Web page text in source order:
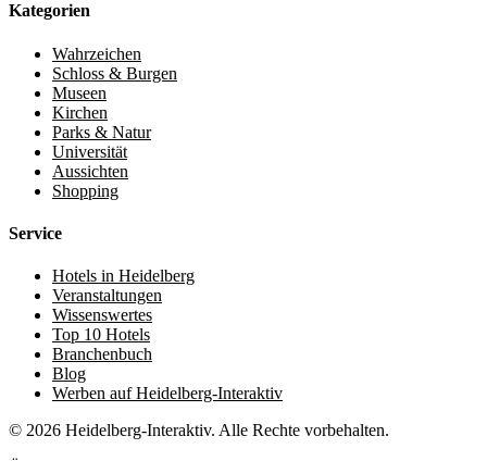
Kategorien
Wahrzeichen
Schloss & Burgen
Museen
Kirchen
Parks & Natur
Universität
Aussichten
Shopping
Service
Hotels in Heidelberg
Veranstaltungen
Wissenswertes
Top 10 Hotels
Branchenbuch
Blog
Werben auf Heidelberg-Interaktiv
© 2026 Heidelberg-Interaktiv. Alle Rechte vorbehalten.